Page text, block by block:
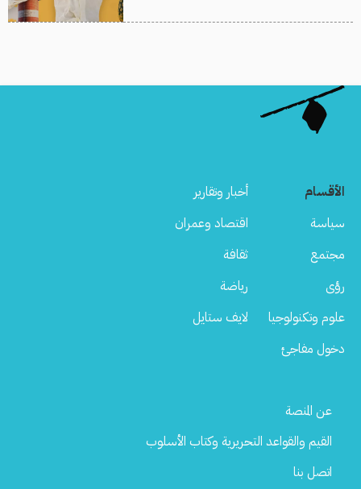
الأقسام
أخبار وتقارير
سياسة
اقتصاد وعمران
مجتمع
ثقافة
رؤى
رياضة
علوم وتكنولوجيا
لايف ستايل
دخول مفاجئ
Footer
عن المنصة
القيم والقواعد التحريرية وكتاب الأسلوب
اتصل بنا